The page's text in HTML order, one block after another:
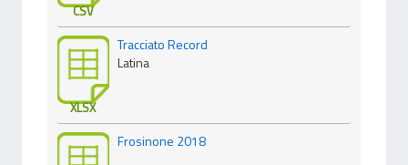
CSV
XLSX
Tracciato Record
Latina
Frosinone 2018